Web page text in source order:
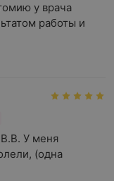
у врача
работы и
У меня
(одна